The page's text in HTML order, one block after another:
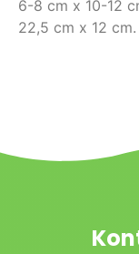
6-8 cm x 10-12
22,5 cm x 12